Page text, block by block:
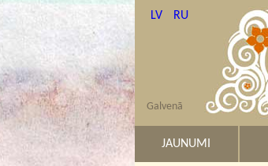
LV RU
Galvenā
JAUNUMI